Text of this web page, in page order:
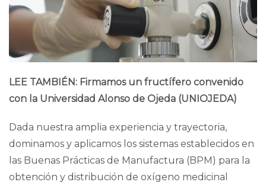
LEE TAMBIÉN: Firmamos un fructífero convenido
con la Universidad Alonso de Ojeda (UNIOJEDA)
Dada nuestra amplia experiencia y trayectoria,
dominamos y aplicamos los sistemas establecidos en
las Buenas Prácticas de Manufactura (BPM) para la
obtención y distribución de oxígeno medicinal